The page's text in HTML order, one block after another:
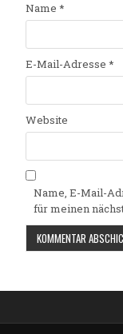
Name *
E-Mail-Adresse *
Website
Name, E-Mail-
für meinen